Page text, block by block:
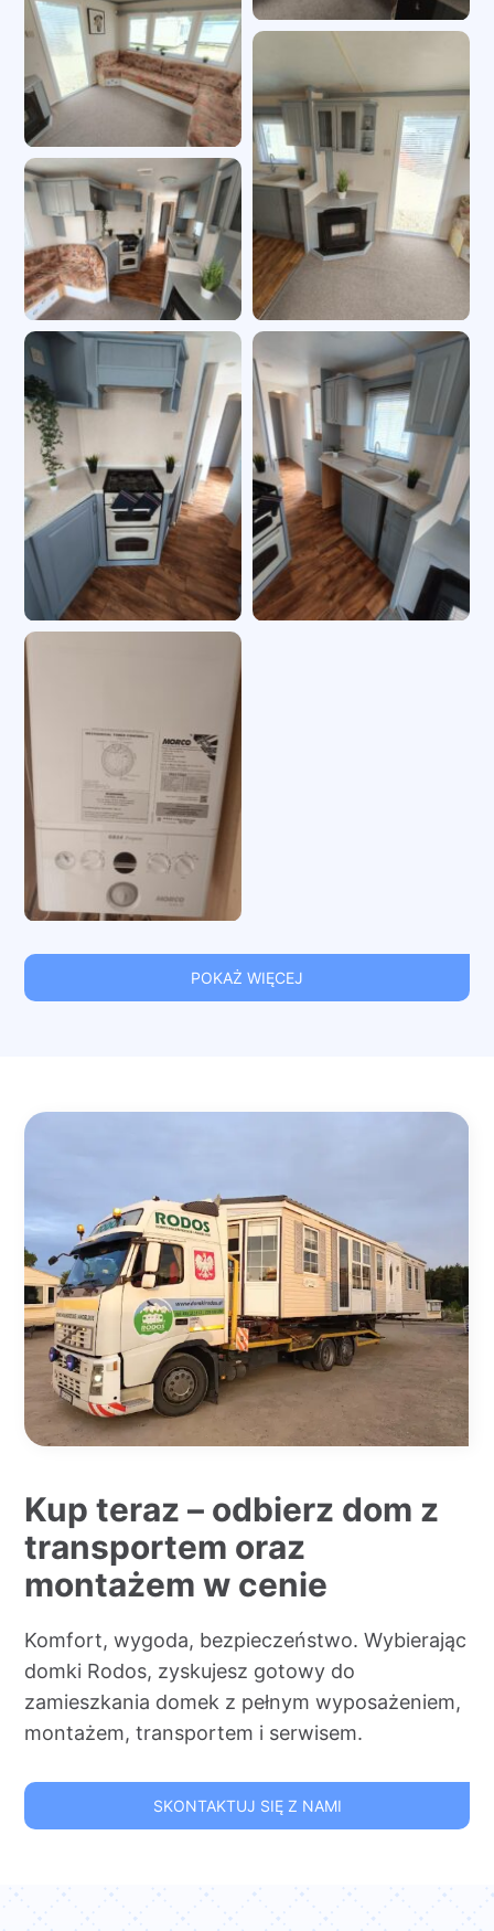
POKAŻ WIĘCEJ
Kup teraz – odbierz dom z
transportem oraz
montażem w cenie
Komfort, wygoda, bezpieczeństwo. Wybierając
domki Rodos, zyskujesz gotowy do
zamieszkania domek z pełnym wyposażeniem,
montażem, transportem i serwisem.
SKONTAKTUJ SIĘ Z NAMI